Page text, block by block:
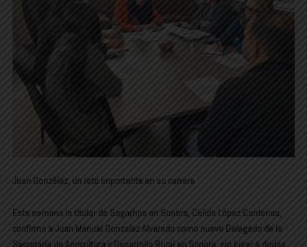
Juan González, un reto importante en su carrera
Esta semana la titular de Sagarhpa en Sonora, Celida López Cardenas,
confirmo a Juan Manuel Gonzalez Alvarado como nuevo Delegado de la
Secretaría de Agricultura y Desarrollo Rural en Sonora, sin lugar a dudas